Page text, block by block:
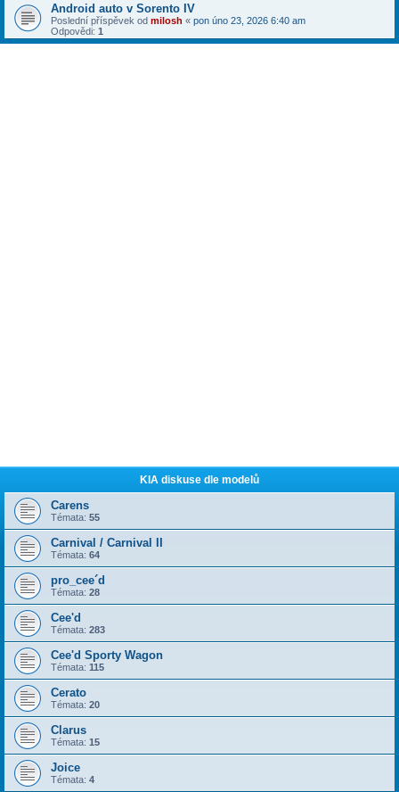
Android auto v Sorento IV
Poslední příspěvek od milosh « pon úno 23, 2026 6:40 am
Odpovědi: 1
KIA diskuse dle modelů
Carens
Témata: 55
Carnival / Carnival II
Témata: 64
pro_cee´d
Témata: 28
Cee'd
Témata: 283
Cee'd Sporty Wagon
Témata: 115
Cerato
Témata: 20
Clarus
Témata: 15
Joice
Témata: 4